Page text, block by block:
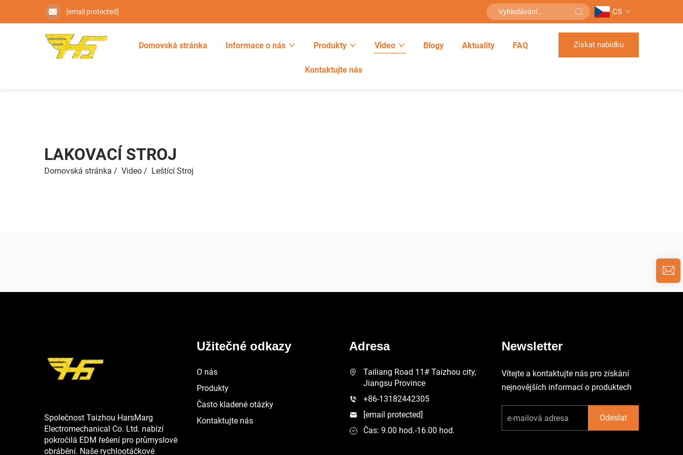
[email protected] CS
Domovská stránka Informace o nás Produkty Video Blogy Aktuality FAQ
Kontaktujte nás
Získat nabídku
LAKOVACÍ STROJ
Domovská stránka / Video / Leštící Stroj
Společnost Taizhou HarsMarg
Electromechanical Co. Ltd. nabízí
pokročilá EDM řešení pro průmyslové
obrábění. Naše rychlootáčkové
Užitečné odkazy
O nás
Produkty
Často kladené otázky
Kontaktujte nás
Adresa
Tailiang Road 11# Taizhou city,
Jiangsu Province
+86-13182442305
[email protected]
Čas: 9.00 hod.-16.00 hod.
Newsletter
Vítejte a kontaktujte nás pro získání
nejnovějších informací o produktech
Odeslat